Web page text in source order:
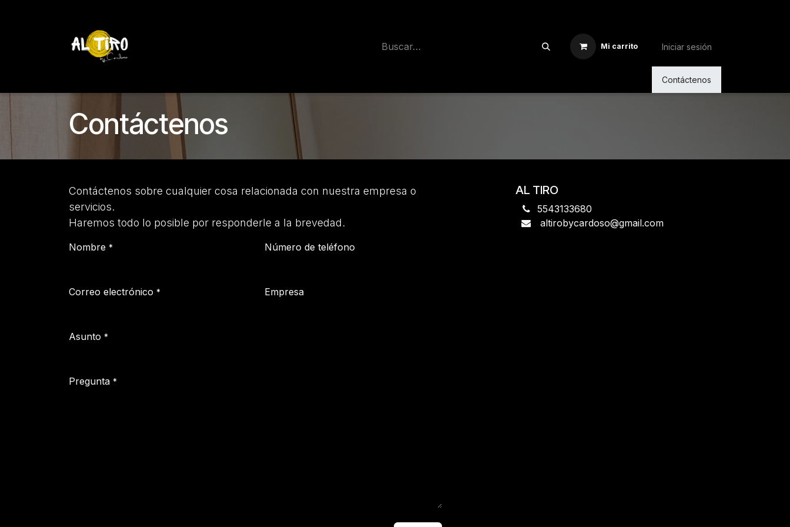
Mi carrito Iniciar sesión
Contáctenos
Contáctenos
Contáctenos sobre cualquier cosa relacionada con nuestra empresa o
servicios.
Haremos todo lo posible por responderle a la brevedad.
Nombre * Número de teléfono
Correo electrónico * Empresa
Asunto *
Pregunta *
AL TIRO
5543133680
altirobycardoso@gmail.com